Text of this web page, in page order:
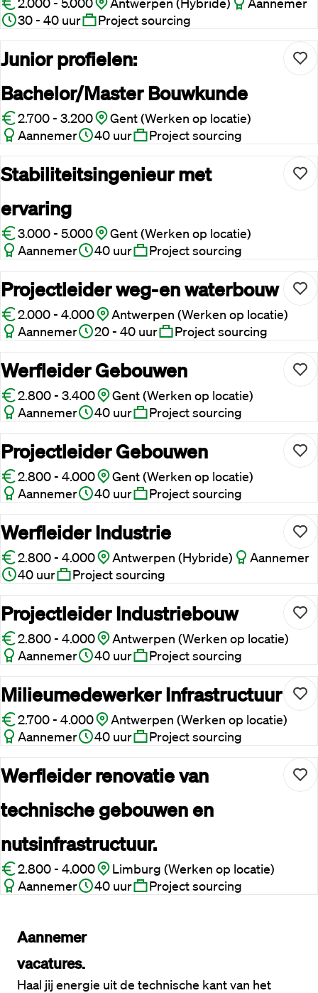
30 - 40 uur
Project sourcing
Junior profielen:
Bachelor/Master Bouwkunde
2.700 - 3.200
Gent (Werken op locatie)
Aannemer
40 uur Project sourcing
Stabiliteitsingenieur met
ervaring
3.000 - 5.000
Gent (Werken op locatie)
Aannemer
40 uur Project sourcing
Projectleider weg-en waterbouw
2.000 - 4.000
Antwerpen (Werken op locatie)
Aannemer
20 - 40 uur Project sourcing
Werfleider Gebouwen
2.800 - 3.400
Gent (Werken op locatie)
Aannemer
40 uur Project sourcing
Projectleider Gebouwen
2.800 - 4.000
Gent (Werken op locatie)
Aannemer
40 uur Project sourcing
Werfleider Industrie
2.800 - 4.000 Antwerpen (Hybride)
Aannemer
40 uur
Project sourcing
Projectleider Industriebouw
2.800 - 4.000
Antwerpen (Werken op locatie)
Aannemer
40 uur Project sourcing
Milieumedewerker Infrastructuur
2.700 - 4.000
Antwerpen (Werken op locatie)
Aannemer
40 uur Project sourcing
Werfleider renovatie van
technische gebouwen en
nutsinfrastructuur.
2.800 - 4.000
Limburg (Werken op locatie)
Aannemer
40 uur Project sourcing
Aannemer
vacatures.
Haal jij energie uit de technische kant van het